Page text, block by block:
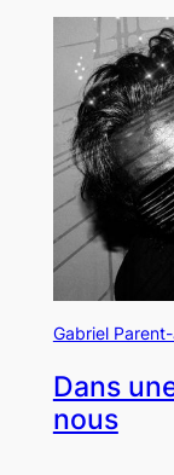
Gabriel
Dans
nous